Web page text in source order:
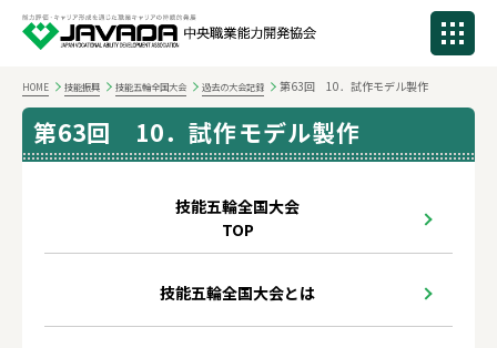
HOME 技能振興 技能五輪全国大会 過去の大会記録 第63回 10．試作モデル製作
第63回 10．試作モデル製作
技能五輪全国大会
TOP
技能五輪全国大会とは